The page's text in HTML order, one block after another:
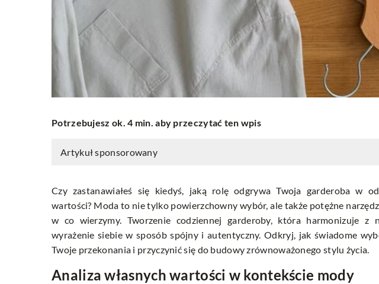
Potrzebujesz ok. 4 min. aby przeczytać ten wpis
Artykuł sponsorowany
Czy zastanawiałeś się kiedyś, jaką rolę odgrywa Twoja garderoba w
wartości? Moda to nie tylko powierzchowny wybór, ale także potężne
w co wierzymy. Tworzenie codziennej garderoby, która harmonizuje z
wyrażenie siebie w sposób spójny i autentyczny. Odkryj, jak świadome
Twoje przekonania i przyczynić się do budowy zrównoważonego stylu życia.
Analiza własnych wartości w kontekście mody